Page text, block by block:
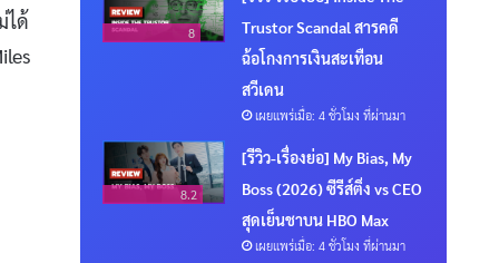
ได้
8
Trustor Scandal สารคดี
ฉ้อโกงการเงินสะเทือน
สวีเดน
เผยแพร่เมื่อ: 4 ชั่วโมง ที่ผ่านมา
8.2
[รีวิว-เรื่องย่อ] My Bias, My
Boss (2026) ซีรีส์ติ่ง vs CEO
สุดเย็นชาบน HBO Max
เผยแพร่เมื่อ: 4 ชั่วโมง ที่ผ่านมา